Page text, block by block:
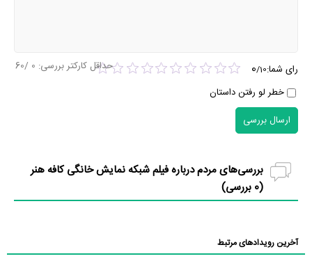
رای شما: 0/10
خطر لو رفتن داستان
حداقل کارکتر بررسی: 0
/60
ارسال بررسی
بررسی‌های مردم درباره فیلم شبکه نمایش خانگی کافه هنر
(
0 بررسی)
آخرین رویدادهای مرتبط